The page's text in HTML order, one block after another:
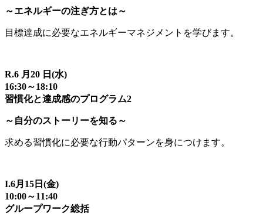
～エネルギーの注ぎ方とは～
目標達成に必要なエネルギーマネジメントを学びます。
R.6 月20 日(水)
16:30～18:10
習慣化と達成感のプログラム2
～自分のストーリーを知る～
求める習慣化に必要な行動パターンを身につけます。
I.6月15日(金)
10:00～11:40
グループワーク総括